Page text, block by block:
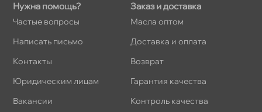
Нужна помощь?
Частые вопросы
Написать письмо
Контакты
Юридическим лицам
акансии
Заказ и доставка
Масла оптом
Доставка и оплата
озврат
Гарантия качества
Контроль качества